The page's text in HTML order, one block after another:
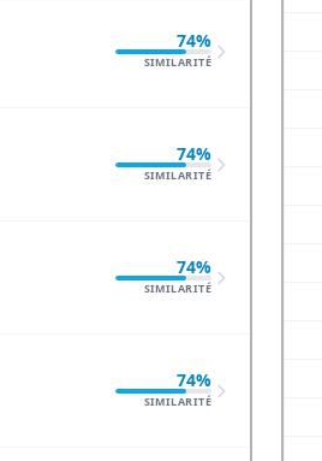
74%
SIMILARITÉ
74%
SIMILARITÉ
74%
SIMILARITÉ
74%
SIMILARITÉ